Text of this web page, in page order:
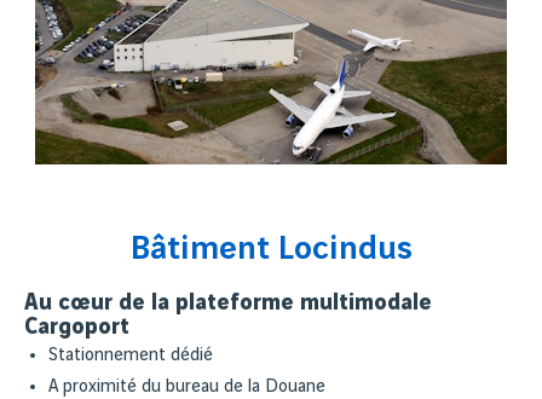
Bâtiment Locindus
Au cœur de la plateforme multimodale
Cargoport
Stationnement dédié
A proximité du bureau de la Douane